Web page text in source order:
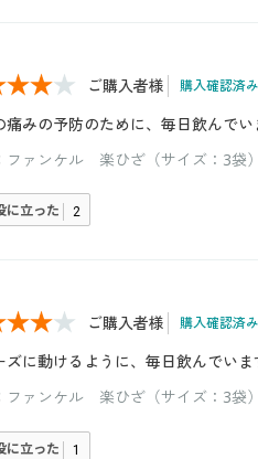
ご購入者様 購入確認済み
痛みの予防のために、毎日飲んでい
ファンケル 楽ひざ（サイズ：3袋）
に立った 2
ご購入者様 購入確認済み
ズに動けるように、毎日飲んでいま
ファンケル 楽ひざ（サイズ：3袋）
に立った 1